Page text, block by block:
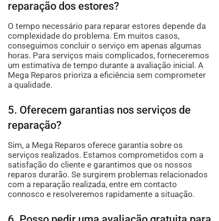
reparação dos estores?
O tempo necessário para reparar estores depende da
complexidade do problema. Em muitos casos,
conseguimos concluir o serviço em apenas algumas
horas. Para serviços mais complicados, forneceremos
um estimativa de tempo durante a avaliação inicial. A
Mega Reparos prioriza a eficiência sem comprometer
a qualidade.
5. Oferecem garantias nos serviços de
reparação?
Sim, a Mega Reparos oferece garantia sobre os
serviços realizados. Estamos comprometidos com a
satisfação do cliente e garantimos que os nossos
reparos durarão. Se surgirem problemas relacionados
com a reparação realizada, entre em contacto
connosco e resolveremos rapidamente a situação.